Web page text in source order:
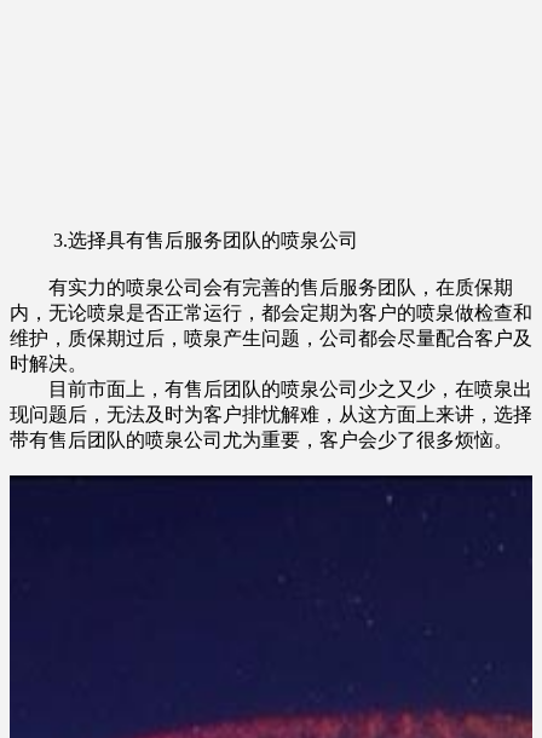
3.选择具有售后服务团队的喷泉公司
有实力的喷泉公司会有完善的售后服务团队，在质保期
内，无论喷泉是否正常运行，都会定期为客户的喷泉做检查和
维护，质保期过后，喷泉产生问题，公司都会尽量配合客户及
时解决。
目前市面上，有售后团队的喷泉公司少之又少，在喷泉出
现问题后，无法及时为客户排忧解难，从这方面上来讲，选择
带有售后团队的喷泉公司尤为重要，客户会少了很多烦恼。